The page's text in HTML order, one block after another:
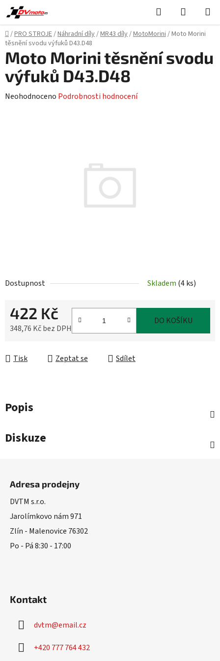
Přejít
na
obsah
Hledat
KOŠÍK
Domů
/PRO STROJE/Náhradní díly/MR43 díly/MotoMorini/Moto Morini
těsnění svodu výfuků D43.D48
Dostupnost Skladem (4 ks)
422 Kč
348,76 Kč bez DPH
DO KOŠÍKU
Tisk Zeptat se Sdílet
Moto Morini těsnění svodu
výfuků D43.D48
Průměrné
Neohodnoceno Podrobnosti hodnocení
Popis
Diskuze
Adresa prodejny
DVTM s.r.o.
Jarolímkovo nám 971
Zlín - Malenovice 76302
Po - Pá 8:30 - 17:00
Kontakt
dvtm@email.cz
+420 777 764 432